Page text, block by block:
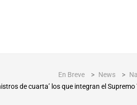
En Breve > News >
de cuarta’ los que integran el Supremo